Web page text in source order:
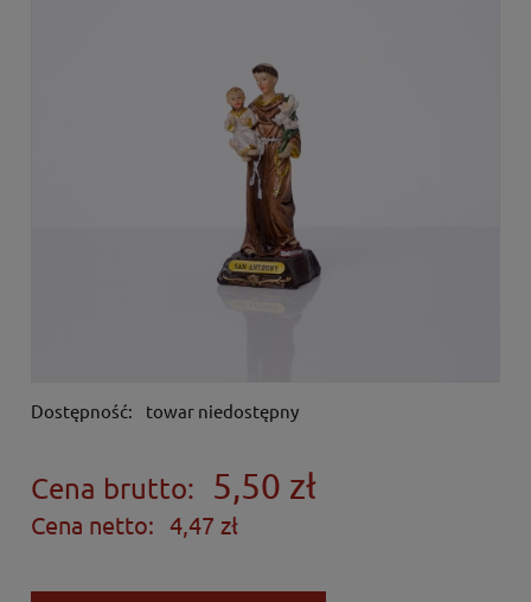
Dostępność: towar niedostępny
Cena brutto: 5,50 zł
Cena netto: 4,47 zł